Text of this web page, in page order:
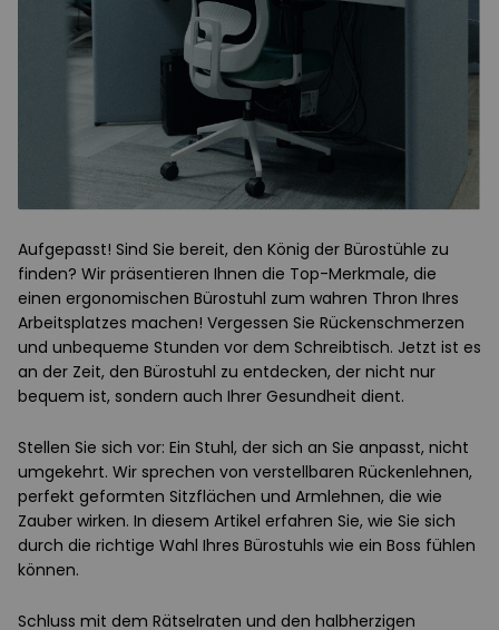
Aufgepasst! Sind Sie bereit, den König der Bürostühle zu
finden? Wir präsentieren Ihnen die Top-Merkmale, die
einen ergonomischen Bürostuhl zum wahren Thron Ihres
Arbeitsplatzes machen! Vergessen Sie Rückenschmerzen
und unbequeme Stunden vor dem Schreibtisch. Jetzt ist es
an der Zeit, den Bürostuhl zu entdecken, der nicht nur
bequem ist, sondern auch Ihrer Gesundheit dient.
Stellen Sie sich vor: Ein Stuhl, der sich an Sie anpasst, nicht
umgekehrt. Wir sprechen von verstellbaren Rückenlehnen,
perfekt geformten Sitzflächen und Armlehnen, die wie
Zauber wirken. In diesem Artikel erfahren Sie, wie Sie sich
durch die richtige Wahl Ihres Bürostuhls wie ein Boss fühlen
können.
Schluss mit dem Rätselraten und den halbherzigen